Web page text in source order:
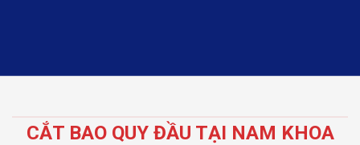
CẮT BAO QUY ĐẦU TẠI NAM KHOA